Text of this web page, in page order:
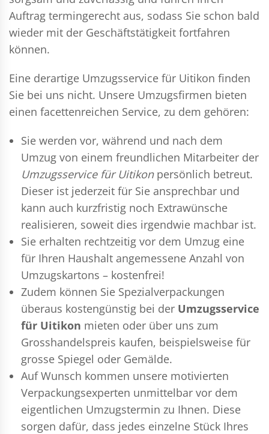
Auftrag termingerecht aus, sodass Sie schon bald
wieder mit der Geschäftstätigkeit fortfahren
können.
Eine derartige Umzugsservice für Uitikon finden
Sie bei uns nicht. Unsere Umzugsfirmen bieten
einen facettenreichen Service, zu dem gehören:
Sie werden vor, während und nach dem
Umzug von einem freundlichen Mitarbeiter der
Umzugsservice für Uitikonpersönlich betreut.
Dieser ist jederzeit für Sie ansprechbar und
kann auch kurzfristig noch Extrawünsche
realisieren, soweit dies irgendwie machbar ist.
Sie erhalten rechtzeitig vor dem Umzug eine
für Ihren Haushalt angemessene Anzahl von
Umzugskartons – kostenfrei!
Zudem können Sie Spezialverpackungen
überaus kostengünstig bei der Umzugsservice
für Uitikon mieten oder über uns zum
Grosshandelspreis kaufen, beispielsweise für
grosse Spiegel oder Gemälde.
Auf Wunsch kommen unsere motivierten
Verpackungsexperten unmittelbar vor dem
eigentlichen Umzugstermin zu Ihnen. Diese
sorgen dafür, dass jedes einzelne Stück Ihres